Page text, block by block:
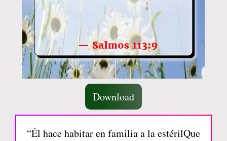
Download
“Él hace habitar en familia a la estérilQue